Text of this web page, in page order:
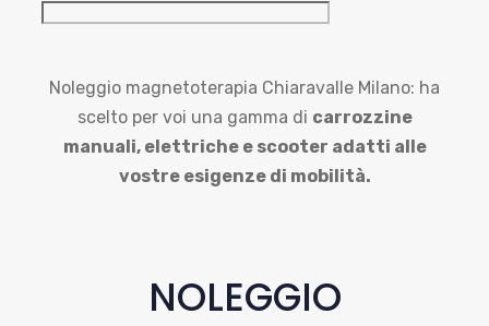
Noleggio magnetoterapia Chiaravalle Milano: ha
scelto per voi una gamma di carrozzine
manuali,elettriche e scooter adatti alle
vostre esigenze di mobilità.
NOLEGGIO